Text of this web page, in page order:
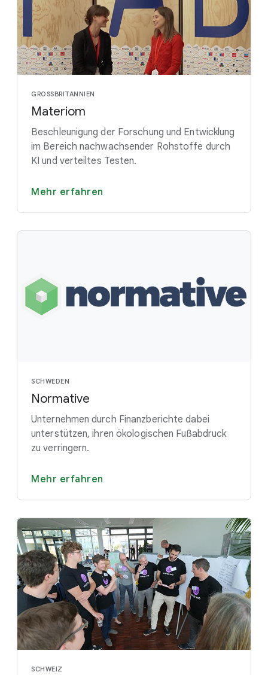
GROSSBRITANNIEN
Materiom
Beschleunigung der Forschung und Entwicklung
im Bereich nachwachsender Rohstoffe durch
KI und verteiltes Testen.
Mehr erfahren
SCHWEDEN
Normative
Unternehmen durch Finanzberichte dabei
unterstützen, ihren ökologischen Fußabdruck
zu verringern.
Mehr erfahren
SCHWEIZ